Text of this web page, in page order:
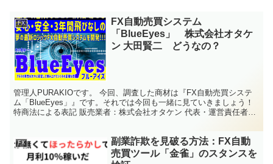
FX
FX自動売買システム
「BlueEyes」 株式会社オタケ
ン 大田賢二 どうなの？
管理人PURAKIOです。 今回、調査した商材は『FX自動売買システ
ム「BlueEyes」』です。それでは今回も一緒に見ていきましょう！
特商法による表記 販売業者：株式会社オタケン 代表・運営責任者：
FX
副業詐欺を見破る方法：FX自動
売買ツール「金雀」のスタンスを